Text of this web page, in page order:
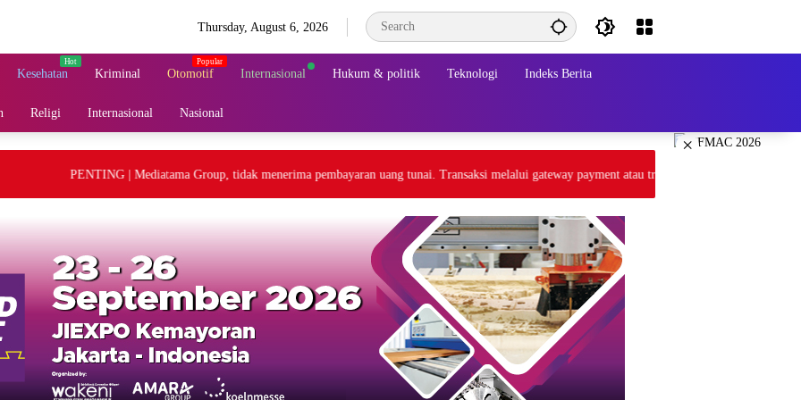
Thursday, August 6, 2026
Kesehatan Kriminal Otomotif Internasional Hukum & politik Teknologi Indeks Berita
Religi Internasional Nasional
×
PENTING | Mediatama Group, tidak menerima pembayaran uang tunai. Transaksi melalui gateway payment atau tranfer bank BCA